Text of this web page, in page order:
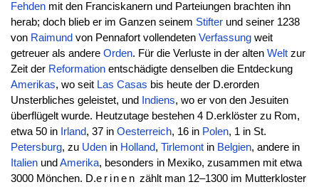
Fehdenmit den Franciskanern und Parteiungen brachten ihn
herab; doch blieb er im Ganzen seinem Stifterund seiner 1238
von Raimund von Pennafort vollendeten Verfassungweit
getreuer als andere Orden. Für die Verluste in der alten Weltzur
Zeit der Reformationentschädigte denselben die Entdeckung
Amerikas, wo seit Las Casas bis heute der D.erorden
Unsterbliches geleistet, und
Indiens, wo er von den Jesuiten
überflügelt wurde. Heutzutage bestehen 4 D.erklöster zu Rom,
etwa 50 in Irland, 37 in Oesterreich, 16 in Polen, 1 in St.
Petersburg, zu Udenin Holland, Tirlemontin Belgien, andere in
Italienund Amerika, besonders in Mexiko, zusammen mit etwa
3000 Mönchen. D.erinen zählt man 12–1300 im Mutterkloster